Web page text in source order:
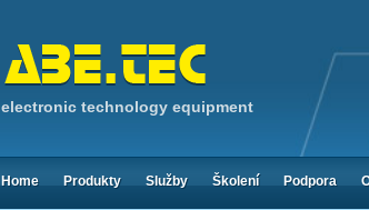
electronic technology equipment
Home Produkty Služby Školení Podpora